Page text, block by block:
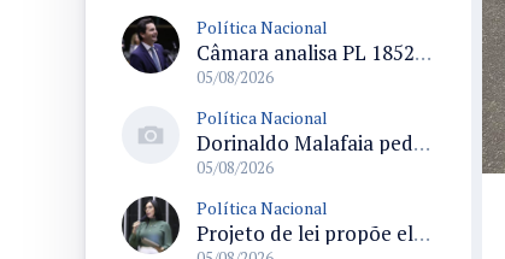
Política Nacional
Câmara analisa PL 1852/26 que institui Política Nacional de Gestão de Desempenho e Eficiência para servidores públicos
05/08/2026
Política Nacional
Dorinaldo Malafaia pede vacinação ativa ao Ministério da Saúde para reverter queda na cobertura vacinal no Brasil
05/08/2026
Política Nacional
Projeto de lei propõe elevar para R$ 250 mil limite de isenção do IPI para pessoas com deficiência e autismo